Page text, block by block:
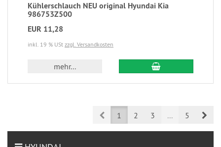
Kühlerschlauch NEU original Hyundai Kia
986753Z500
EUR 11,28
inkl. 19 % USt zzgl. Versandkosten
mehr...
Prev1 2 3 ... 5